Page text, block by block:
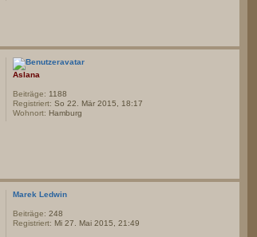
Aslana
Beiträge: 1188
Registriert: So 22. Mär 2015, 18:17
Wohnort: Hamburg
Marek Ledwin
Beiträge: 248
Registriert: Mi 27. Mai 2015, 21:49